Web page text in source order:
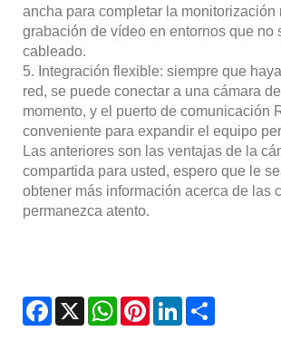
ancha para completar la monitorización
grabación de vídeo en entornos que no
cableado.
5. Integración flexible: siempre que
red, se puede conectar a una cámara
momento, y el puerto de comunicación
conveniente para expandir el equipo
Las anteriores son las ventajas de la
compartida para usted, espero que le
obtener más información acerca de las
permanezca atento.
Facebook
X WhatsAppPinterestLinkedIn